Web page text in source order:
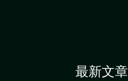
最新文章